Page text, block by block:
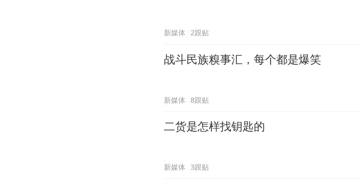
新媒体 2跟贴
战斗民族糗事汇，每个都是爆笑
新媒体 8跟贴
二货是怎样找钥匙的
新媒体 3跟贴